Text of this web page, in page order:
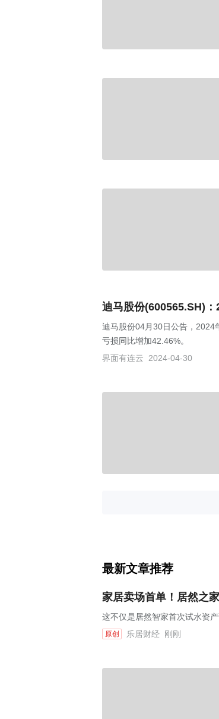
迪马股份(600565.SH)
迪马股份04月30日公告，2024
亏损同比增加42.46%。
界面有连云
2024-04-30
最新文章推荐
家居卖场首单！居然之
这不仅是居然智家首次试水资
原创 乐居财经 刚刚